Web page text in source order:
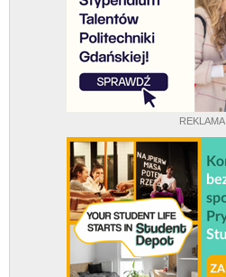
REKLAMA